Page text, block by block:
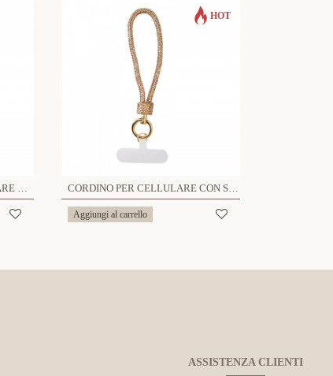
CORDA LUNGA PER CELLULARE CON STRASS - YWA2548C190
HOT
CORDINO PER CELLULARE CON STRASS - YWA2626C988/C189
Aggiungi al carrello
ASSISTENZA CLIENTI